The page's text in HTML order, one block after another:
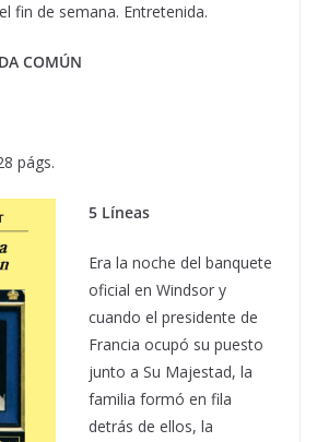
fin de semana. Entretenida.
COMÚN
págs.
5 Líneas
Era la noche del banquete
oficial en Windsor y
cuando el presidente de
Francia ocupó su puesto
junto a Su Majestad, la
familia formó en fila
detrás de ellos, la